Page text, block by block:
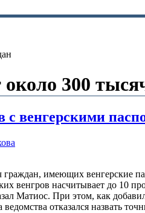
300
с венгерскими
имеющих венгерские
венгров насчитывает до 10
Матиос. При этом, как
отказался назвать